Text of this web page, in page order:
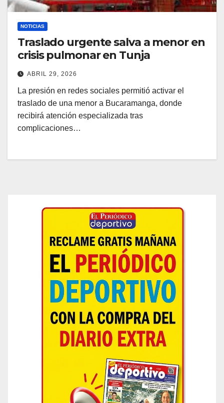
NOTICIAS
Traslado urgente salva a menor en
crisis pulmonar en Tunja
ABRIL 29, 2026
La presión en redes sociales permitió activar el
traslado de una menor a Bucaramanga, donde
recibirá atención especializada tras
complicaciones…